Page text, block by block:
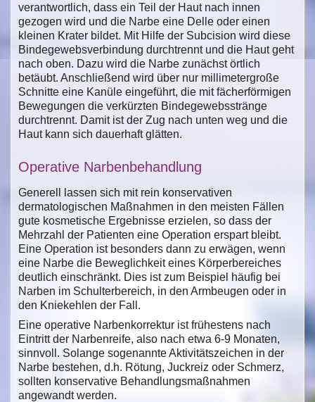
verantwortlich, dass ein Teil der Haut nach innen
gezogen wird und die Narbe eine Delle oder einen
kleinen Krater bildet. Mit Hilfe der Subcision wird diese
Bindegewebsverbindung durchtrennt und die Haut geht
nach oben. Dazu wird die Narbe zunächst örtlich
betäubt. Anschließend wird über nur millimetergroße
Schnitte eine Kanüle eingeführt, die mit fächerförmigen
Bewegungen die verkürzten Bindegewebsstränge
durchtrennt. Damit ist der Zug nach unten weg und die
Haut kann sich dauerhaft glätten.
Operative Narbenbehandlung
Generell lassen sich mit rein konservativen
dermatologischen Maßnahmen in den meisten Fällen
gute kosmetische Ergebnisse erzielen, so dass der
Mehrzahl der Patienten eine Operation erspart bleibt.
Eine Operation ist besonders dann zu erwägen, wenn
eine Narbe die Beweglichkeit eines Körperbereiches
deutlich einschränkt. Dies ist zum Beispiel häufig bei
Narben im Schulterbereich, in den Armbeugen oder in
den Kniekehlen der Fall.
Eine operative Narbenkorrektur ist frühestens nach
Eintritt der Narbenreife, also nach etwa 6-9 Monaten,
sinnvoll. Solange sogenannte Aktivitätszeichen in der
Narbe bestehen, d.h. Rötung, Juckreiz oder Schmerz,
sollten konservative Behandlungsmaßnahmen
angewandt werden.